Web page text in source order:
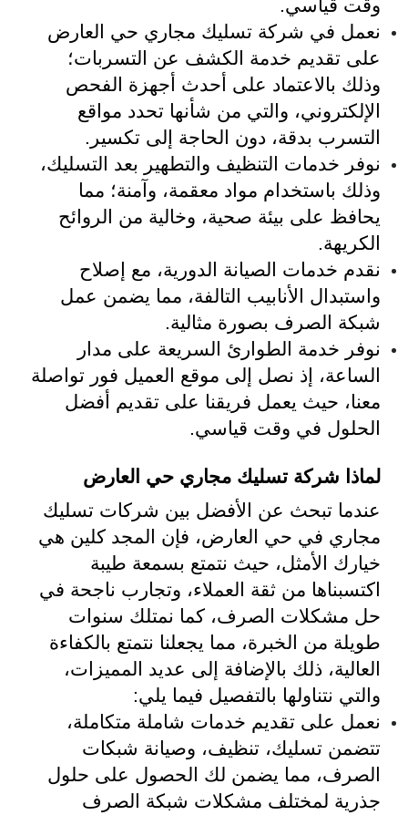
وقت قياسي.
نعمل في شركة تسليك مجاري حي العارض
على تقديم خدمة الكشف عن التسربات؛
وذلك بالاعتماد على أحدث أجهزة الفحص
الإلكتروني، والتي من شأنها تحدد مواقع
التسرب بدقة، دون الحاجة إلى تكسير.
نوفر خدمات التنظيف والتطهير بعد التسليك،
وذلك باستخدام مواد معقمة، وآمنة؛ مما
يحافظ على بيئة صحية، وخالية من الروائح
الكريهة.
نقدم خدمات الصيانة الدورية، مع إصلاح
واستبدال الأنابيب التالفة، مما يضمن عمل
شبكة الصرف بصورة مثالية.
نوفر خدمة الطوارئ السريعة على مدار
الساعة، إذ نصل إلى موقع العميل فور تواصلة
معنا، حيث يعمل فريقنا على تقديم أفضل
الحلول في وقت قياسي.
لماذا شركة تسليك مجاري حي العارض
عندما تبحث عن الأفضل بين شركات تسليك
مجاري في حي العارض، فإن المجد كلين هي
خيارك الأمثل، حيث نتمتع بسمعة طيبة
اكتسبناها من ثقة العملاء، وتجارب ناجحة في
حل مشكلات الصرف، كما نمتلك سنوات
طويلة من الخبرة، مما يجعلنا نتمتع بالكفاءة
العالية، ذلك بالإضافة إلى عديد المميزات،
والتي نتناولها بالتفصيل فيما يلي:
نعمل على تقديم خدمات شاملة متكاملة،
تتضمن تسليك، تنظيف، وصيانة شبكات
الصرف، مما يضمن لك الحصول على حلول
جذرية لمختلف مشكلات شبكة الصرف